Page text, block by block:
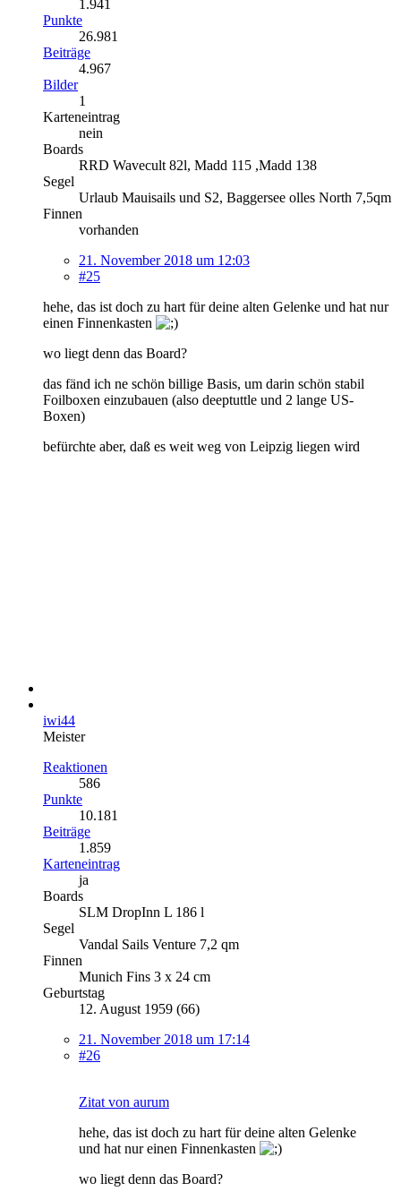
1.941
Punkte
26.981
Beiträge
4.967
Bilder
1
Karteneintrag
nein
Boards
RRD Wavecult 82l, Madd 115 ,Madd 138
Segel
Urlaub Mauisails und S2, Baggersee olles North 7,5qm
Finnen
vorhanden
21. November 2018 um 12:03
#25
hehe, das ist doch zu hart für deine alten Gelenke und hat nur
einen Finnenkasten
wo liegt denn das Board?
das fänd ich ne schön billige Basis, um darin schön stabil
Foilboxen einzubauen (also deeptuttle und 2 lange US-
Boxen)
befürchte aber, daß es weit weg von Leipzig liegen wird
iwi44
Meister
Reaktionen
586
Punkte
10.181
Beiträge
1.859
Karteneintrag
ja
Boards
SLM DropInn L 186 l
Segel
Vandal Sails Venture 7,2 qm
Finnen
Munich Fins 3 x 24 cm
Geburtstag
12. August 1959 (66)
21. November 2018 um 17:14
#26
Zitat von aurum
hehe, das ist doch zu hart für deine alten Gelenke
und hat nur einen Finnenkasten
wo liegt denn das Board?